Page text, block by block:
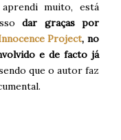
muito, está
dar graças por
Project, no
e de facto já
que o autor faz